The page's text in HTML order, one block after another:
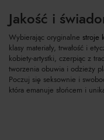
Jakość i
Wybierając oryginalne stroje
klasy materiały, trwałość i
kobiety-artystki, czerpiąc z
tworzenia obuwia i odzieży
Poczuj się seksownie i
która emanuje słońcem i